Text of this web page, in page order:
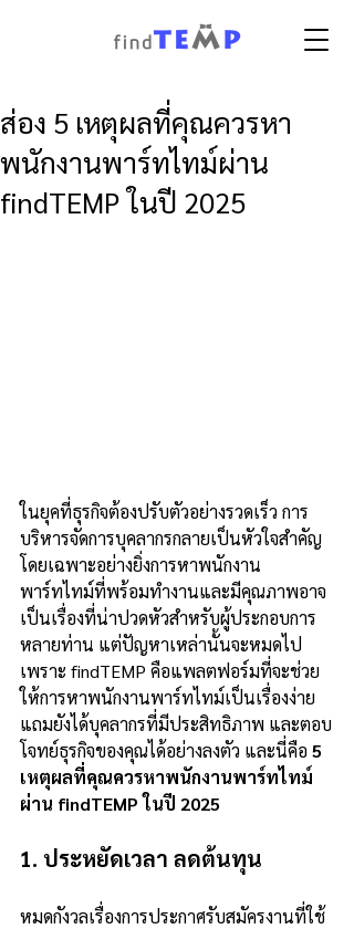
ส่อง 5 เหตุผลที่คุณควรหา
พนักงานพาร์ทไทม์ผ่าน
findTEMP ในปี 2025
ในยุคที่ธุรกิจต้องปรับตัวอย่างรวดเร็ว การ
บริหารจัดการบุคลากรกลายเป็นหัวใจสำคัญ
โดยเฉพาะอย่างยิ่งการหาพนักงาน
พาร์ทไทม์ที่พร้อมทำงานและมีคุณภาพอาจ
เป็นเรื่องที่น่าปวดหัวสำหรับผู้ประกอบการ
หลายท่าน แต่ปัญหาเหล่านั้นจะหมดไป
เพราะ findTEMP คือแพลตฟอร์มที่จะช่วย
ให้การหาพนักงานพาร์ทไทม์เป็นเรื่องง่าย
แถมยังได้บุคลากรที่มีประสิทธิภาพ และตอบ
โจทย์ธุรกิจของคุณได้อย่างลงตัว และนี่คือ 5
เหตุผลที่คุณควรหาพนักงานพาร์ทไทม์
ผ่าน findTEMP ในปี 2025
1. ประหยัดเวลา ลดต้นทุน
หมดกังวลเรื่องการประกาศรับสมัครงานที่ใช้